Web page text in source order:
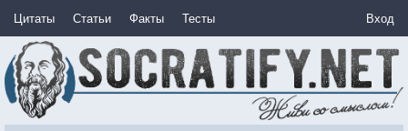
Цитаты Статьи Факты Тесты Вход